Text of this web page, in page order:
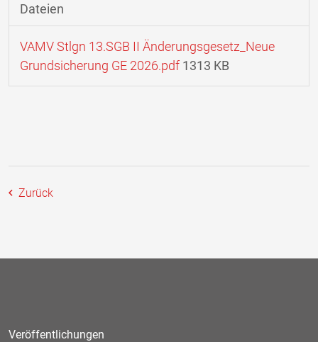
Dateien
VAMV Stlgn 13.SGB II Änderungsgesetz_Neue
Grundsicherung GE 2026.pdf 1313 KB
Zurück
Veröffentlichungen